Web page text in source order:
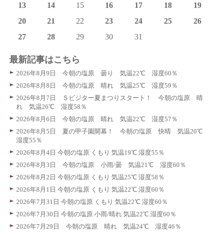
13
14 15 16 17 18
19
20
21 22 23 24 25
26
27
28 29 30 31
最新記事はこちら
2026年8月9日 今朝の塩原 曇り 気温22℃ 湿度60％
2026年8月8日 今朝の塩原 晴れ 気温25℃ 湿度59％
2026年8月7日 Ｓビジター夏まつりスタート！ 今朝の塩原 晴
れ 気温26℃ 湿度58％
2026年8月6日 今朝の塩原 晴れ 気温22℃ 湿度57％
2026年8月5日 夏の甲子園開幕！ 今朝の塩原 快晴 気温20℃
湿度55％
2026年8月4日 今朝の塩原 くもり 気温19℃ 湿度55％
2026年8月3日 今朝の塩原 小雨/曇 気温21℃ 湿度60％
2026年8月2日 今朝の塩原 くもり 気温25℃ 湿度58％
2026年8月1日 今朝の塩原 くもり 気温22℃ 湿度60％
2026年7月31日 今朝の塩原 くもり 気温22℃ 湿度60％
2026年7月30日 今朝の塩原 小雨/晴れ 気温22℃ 湿度60％
2026年7月29日 今朝の塩原 晴れ 気温24℃ 湿度46％